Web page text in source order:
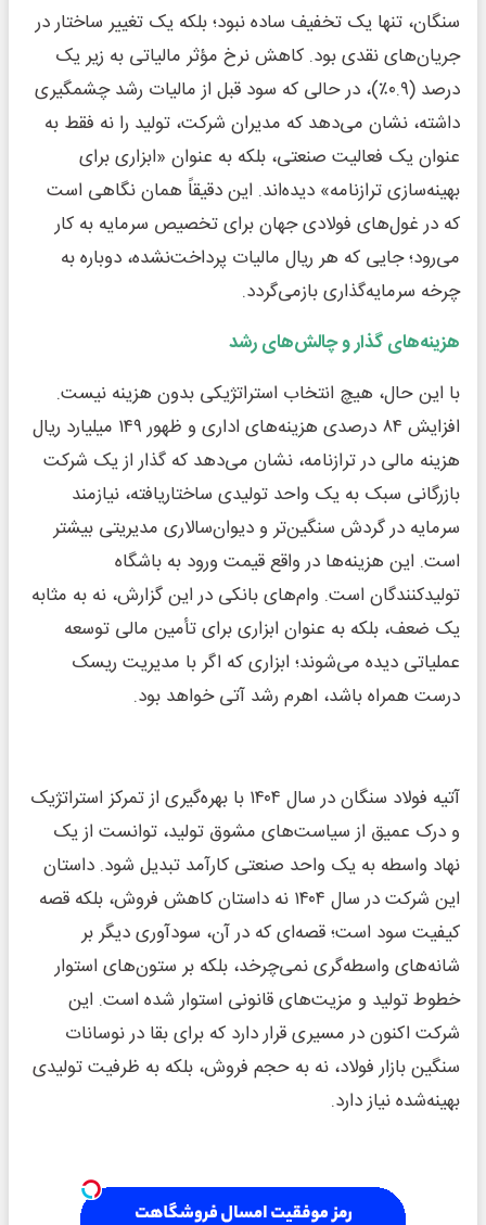
سنگان، تنها یک تخفیف ساده نبود؛ بلکه یک تغییر ساختار در
جریان‌های نقدی بود. کاهش نرخ مؤثر مالیاتی به زیر یک
درصد (۰.۹٪)، در حالی که سود قبل از مالیات رشد چشمگیری
داشته، نشان می‌دهد که مدیران شرکت، تولید را نه فقط به
عنوان یک فعالیت صنعتی، بلکه به عنوان «ابزاری برای
بهینه‌سازی ترازنامه» دیده‌اند. این دقیقاً همان نگاهی است
که در غول‌های فولادی جهان برای تخصیص سرمایه به کار
می‌رود؛ جایی که هر ریال مالیات پرداخت‌نشده، دوباره به
چرخه سرمایه‌گذاری بازمی‌گردد.
هزینه‌های گذار و چالش‌های رشد
با این حال، هیچ انتخاب استراتژیکی بدون هزینه نیست.
افزایش ۸۴ درصدی هزینه‌های اداری و ظهور ۱۴۹ میلیارد ریال
هزینه مالی در ترازنامه، نشان می‌دهد که گذار از یک شرکت
بازرگانی سبک به یک واحد تولیدی ساختاریافته، نیازمند
سرمایه در گردش سنگین‌تر و دیوان‌سالاری مدیریتی بیشتر
است. این هزینه‌ها در واقع قیمت ورود به باشگاه
تولیدکنندگان است. وام‌های بانکی در این گزارش، نه به مثابه
یک ضعف، بلکه به عنوان ابزاری برای تأمین مالی توسعه‌
عملیاتی دیده می‌شوند؛ ابزاری که اگر با مدیریت ریسک
درست همراه باشد، اهرم رشد آتی خواهد بود.
آتیه فولاد سنگان در سال ۱۴۰۴ با بهره‌گیری از تمرکز استراتژیک
و درک عمیق از سیاست‌های مشوق تولید، توانست از یک
نهاد واسطه به یک واحد صنعتی کارآمد تبدیل شود. داستان
این شرکت در سال ۱۴۰۴ نه داستان کاهش فروش، بلکه قصه
کیفیت سود است؛ قصه‌ای که در آن، سودآوری دیگر بر
شانه‌های واسطه‌گری نمی‌چرخد، بلکه بر ستون‌های استوار
خطوط تولید و مزیت‌های قانونی استوار شده است. این
شرکت اکنون در مسیری قرار دارد که برای بقا در نوسانات
سنگین بازار فولاد، نه به حجم فروش، بلکه به ظرفیت تولیدی
بهینه‌شده نیاز دارد.